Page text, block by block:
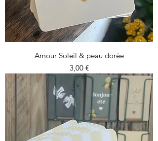
Amour Soleil & peau dorée
Prix
3,00 €